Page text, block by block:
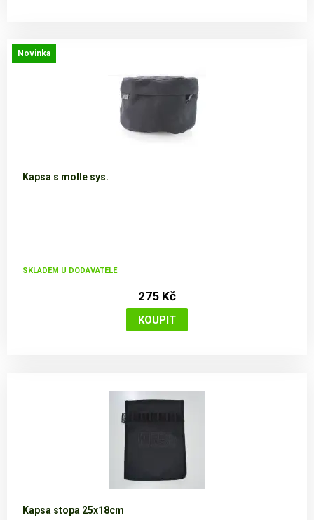
Novinka
Kapsa s molle sys.
SKLADEM U DODAVATELE
275 Kč
Kapsa stopa 25x18cm